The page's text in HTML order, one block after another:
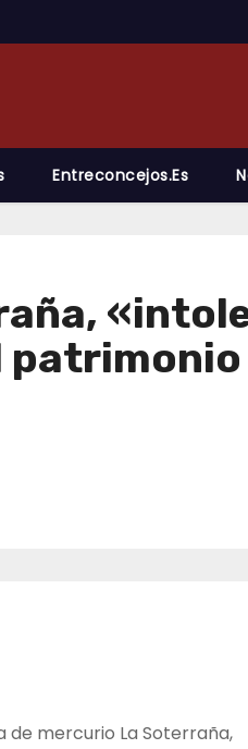
Entreconcejos.es
de mercurio La Soterraña,